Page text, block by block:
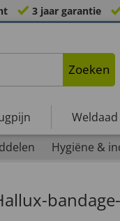
3 jaar garantie
Zoeken
Hygiëne &